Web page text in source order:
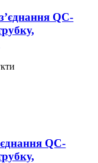
QC-
QC-